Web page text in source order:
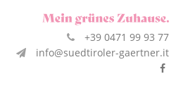
+39 0471 99 93 77
info@suedtiroler-gaertner.it